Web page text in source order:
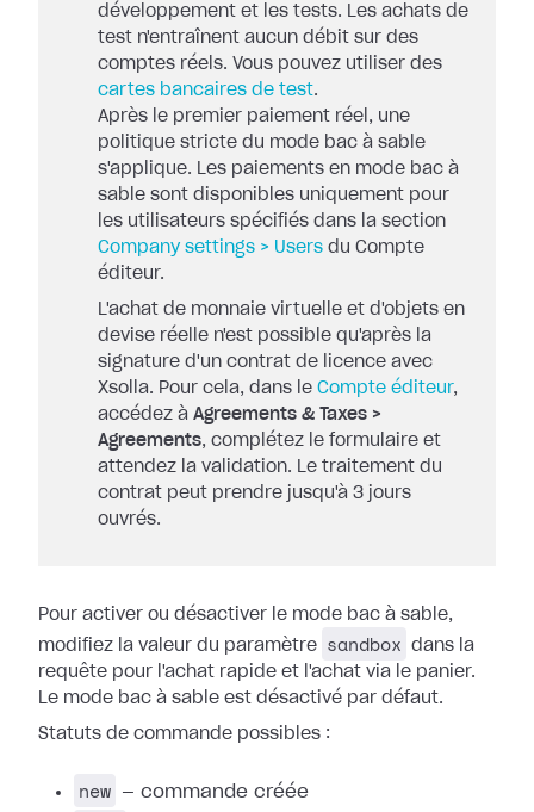
développement et les tests. Les achats de
test n'entraînent aucun débit sur des
comptes réels. Vous pouvez utiliser des
cartes bancaires de test.
Après le premier paiement réel, une
politique stricte du mode bac à sable
s'applique. Les paiements en mode bac à
sable sont disponibles uniquement pour
les utilisateurs spécifiés dans la section
Company settings > Users du Compte
éditeur.
L'achat de monnaie virtuelle et d'objets en
devise réelle n'est possible qu'après la
signature d'un contrat de licence avec
Xsolla. Pour cela, dans le Compte éditeur,
accédez à Agreements & Taxes >
Agreements, complétez le formulaire et
attendez la validation. Le traitement du
contrat peut prendre jusqu'à 3 jours
ouvrés.
Pour activer ou désactiver le mode bac à sable,
modifiez la valeur du paramètre
sandbox
dans la
requête pour l'achat rapide et l'achat via le panier.
Le mode bac à sable est désactivé par défaut.
Statuts de commande possibles :
new — commande créée